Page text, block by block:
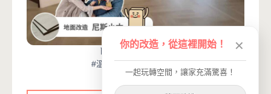
歐巴地板-尼斯小木
#溫暖木質調 #木紋地板
你的改造，從這裡開始！ ✕
一起玩轉空間，讓家充滿驚喜！